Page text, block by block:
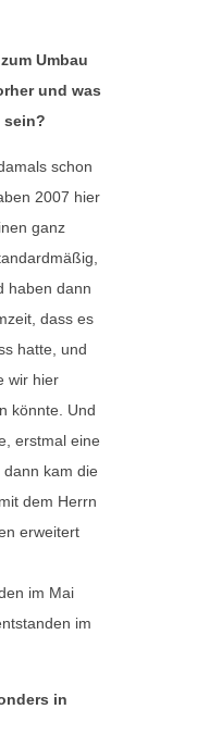
Umbau
und was
sein?
schon
2007 hier
ganz
haben dann
dass es
hatte, und
wir hier
könnte. Und
erstmal eine
kam die
dem Herrn
erweitert
im Mai
im
in